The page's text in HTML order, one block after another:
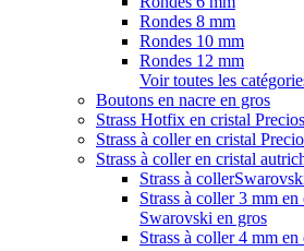
Rondes 8 mm
Rondes 10 mm
Rondes 12 mm
Voir toutes les
Boutons en nacre en gros
Strass Hotfix en cristal
Strass à coller en cristal
Strass à coller en cristal
Strass à
Strass à coller 3 mm
Swarovski en gros
Strass à coller 4 mm